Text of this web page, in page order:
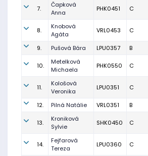
7.
Čapková
Anna
PHK0451 C
8.
Knobová
Agáta
VRL0453 C
9. Pušová Bára LPU0357 B
10.
Metelková
Michaela
PHK0550 C
11.
Kološová
Veronika
LPU0351 C
12. Pilná Natálie VRL0351 B
13.
Kroniková
Sylvie
SHK0450 C
14.
Fejfarová
Tereza
LPU0360 C